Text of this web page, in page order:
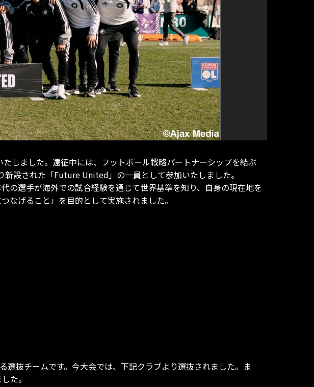
しました。遠征中には、フットボール戦略パートナーシップを結ぶ
設された「Future United」の一員として参加いたしました。
の選手が海外での試合経験を通じて世界基準を知り、自身の現在地を
なげること」を目的として実施されました。
抜チームです。今大会では、下記クラブより選抜されました。ま
た。